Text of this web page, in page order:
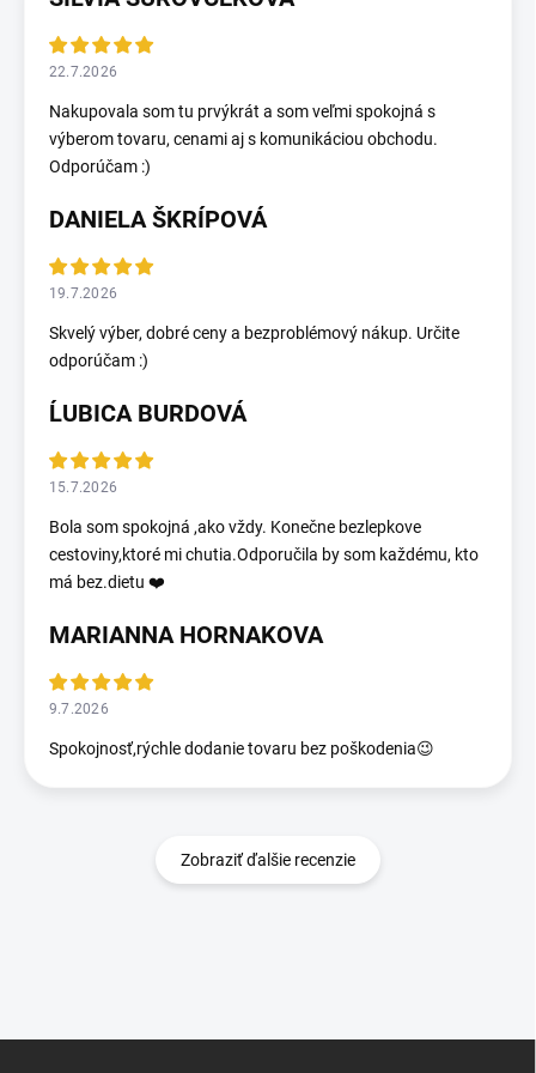
22.7.2026
Nakupovala som tu prvýkrát a som veľmi spokojná s
výberom tovaru, cenami aj s komunikáciou obchodu.
Odporúčam :)
DANIELA ŠKRÍPOVÁ
19.7.2026
Skvelý výber, dobré ceny a bezproblémový nákup. Určite
odporúčam :)
ĹUBICA BURDOVÁ
15.7.2026
Bola som spokojná ,ako vždy. Konečne bezlepkove
cestoviny,ktoré mi chutia.Odporučila by som každému, kto
má bez.dietu ❤️
MARIANNA HORNAKOVA
9.7.2026
Spokojnosť,rýchle dodanie tovaru bez poškodenia😉
Zobraziť ďalšie recenzie